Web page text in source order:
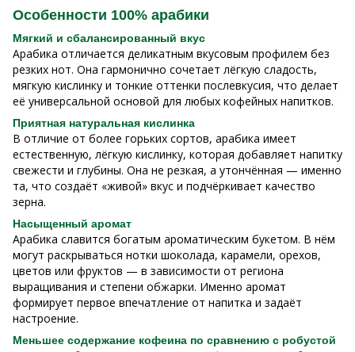
Особенности 100% арабики
Мягкий и сбалансированный вкус
Арабика отличается деликатным вкусовым профилем без
резких нот. Она гармонично сочетает лёгкую сладость,
мягкую кислинку и тонкие оттенки послевкусия, что делает
её универсальной основой для любых кофейных напитков.
Приятная натуральная кислинка
В отличие от более горьких сортов, арабика имеет
естественную, лёгкую кислинку, которая добавляет напитку
свежести и глубины. Она не резкая, а утончённая — именно
та, что создаёт «живой» вкус и подчёркивает качество
зерна.
Насыщенный аромат
Арабика славится богатым ароматическим букетом. В нём
могут раскрываться нотки шоколада, карамели, орехов,
цветов или фруктов — в зависимости от региона
выращивания и степени обжарки. Именно аромат
формирует первое впечатление от напитка и задаёт
настроение.
Меньшее содержание кофеина по сравнению с робустой